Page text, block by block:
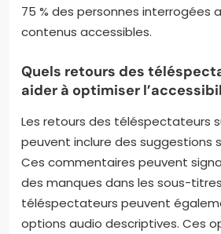
75 % des personnes interrogées
contenus accessibles.
Quels retours des
aider à optimiser
Les retours des téléspectateurs
peuvent inclure des suggestions
Ces commentaires peuvent
des manques dans les sous-
téléspectateurs peuvent
options audio descriptives. Ces